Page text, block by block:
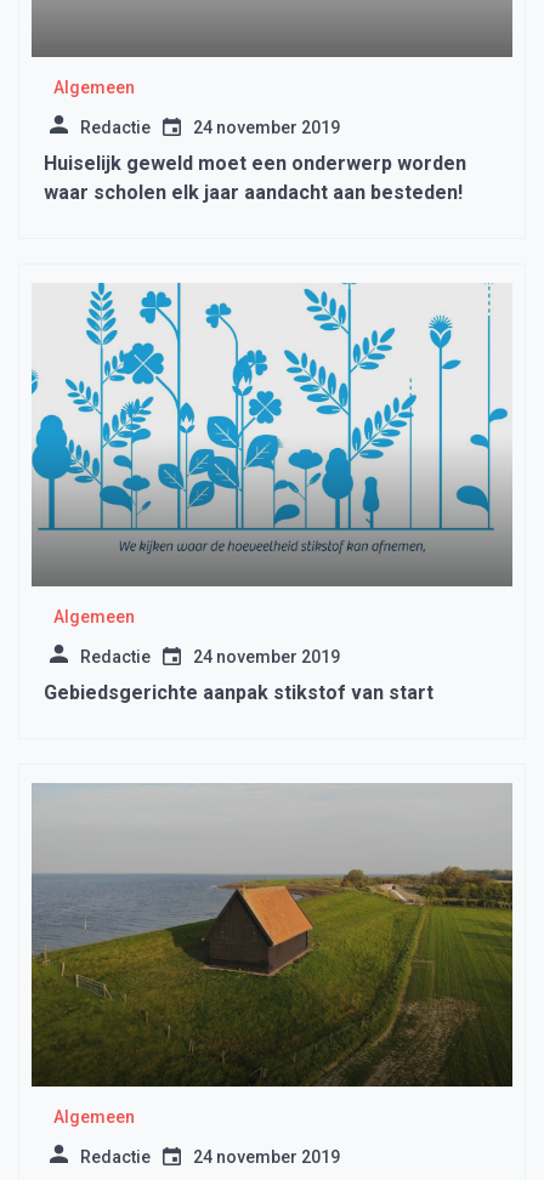
Algemeen
Redactie 24 november 2019
Huiselijk geweld moet een onderwerp worden
waar scholen elk jaar aandacht aan besteden!
Algemeen
Redactie 24 november 2019
Gebiedsgerichte aanpak stikstof van start
Algemeen
Redactie 24 november 2019